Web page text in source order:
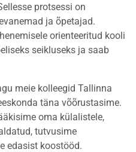
protsessi on
ja õpetajad.
orienteeritud kooli
seikluseks ja saab
meie kolleegid Tallinna
täna võõrustasime.
oma külalistele,
tutvusime
edasist koostööd.